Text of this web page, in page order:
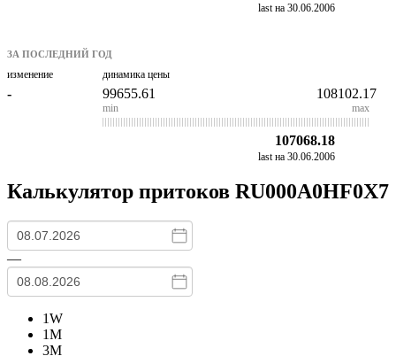
last на 30.06.2006
ЗА ПОСЛЕДНИЙ ГОД
изменение
-
динамика цены
99655.61
min
108102.17
max
107068.18
last на 30.06.2006
Калькулятор притоков RU000A0HF0X7
—
1W
1M
3M